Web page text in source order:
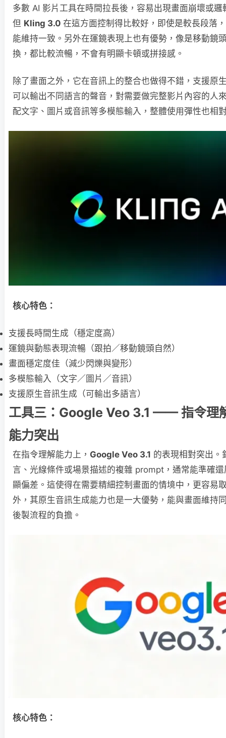
多數 AI 影片工具在時間拉長後，容易出現畫面崩壞或邏
但 Kling 3.0 在這方面控制得比較好，即使是較長段落
能維持一致。另外在運鏡表現上也有優勢，像是移動鏡
換，都比較流暢，不會有明顯卡頓或拼接感。
除了畫面之外，它在音訊上的整合也做得不錯，支援原
可以輸出不同語言的聲音，對需要做完整影片內容的人
配文字、圖片或音訊等多模態輸入，整體使用彈性也相
核心特色：
支援長時間生成（穩定度高）
運鏡與動態表現流暢（跟拍／移動鏡頭自然）
畫面穩定度佳（減少閃爍與變形）
多模態輸入（文字／圖片／音訊）
支援原生音訊生成（可輸出多語言）
工具三：Google Veo 3.1 —— 指令理
能力突出
在指令理解能力上， Google Veo 3.1 的表現相對突出。
言、光線條件或場景描述的複雜 prompt，通常能準確
顯偏差。這使得在需要精細控制畫面的情境中，更容易
外，其原生音訊生成能力也是一大優勢，能與畫面維持
後製流程的負擔。
核心特色：